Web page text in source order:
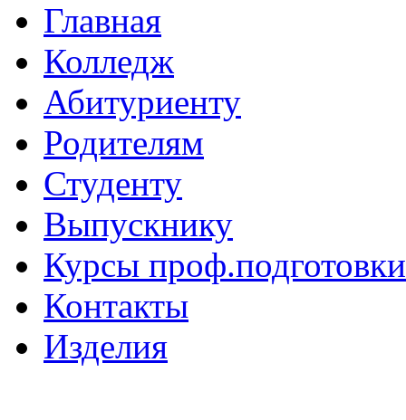
Главная
Колледж
Абитуриенту
Родителям
Студенту
Выпускнику
Курсы проф.подготовки
Контакты
Изделия